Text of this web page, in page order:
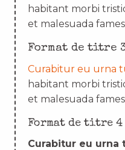
habitant morbi
et malesuada
Format de titre
Curabitur eu urna
habitant morbi
et malesuada
Format de titre 4
Curabitur eu urna